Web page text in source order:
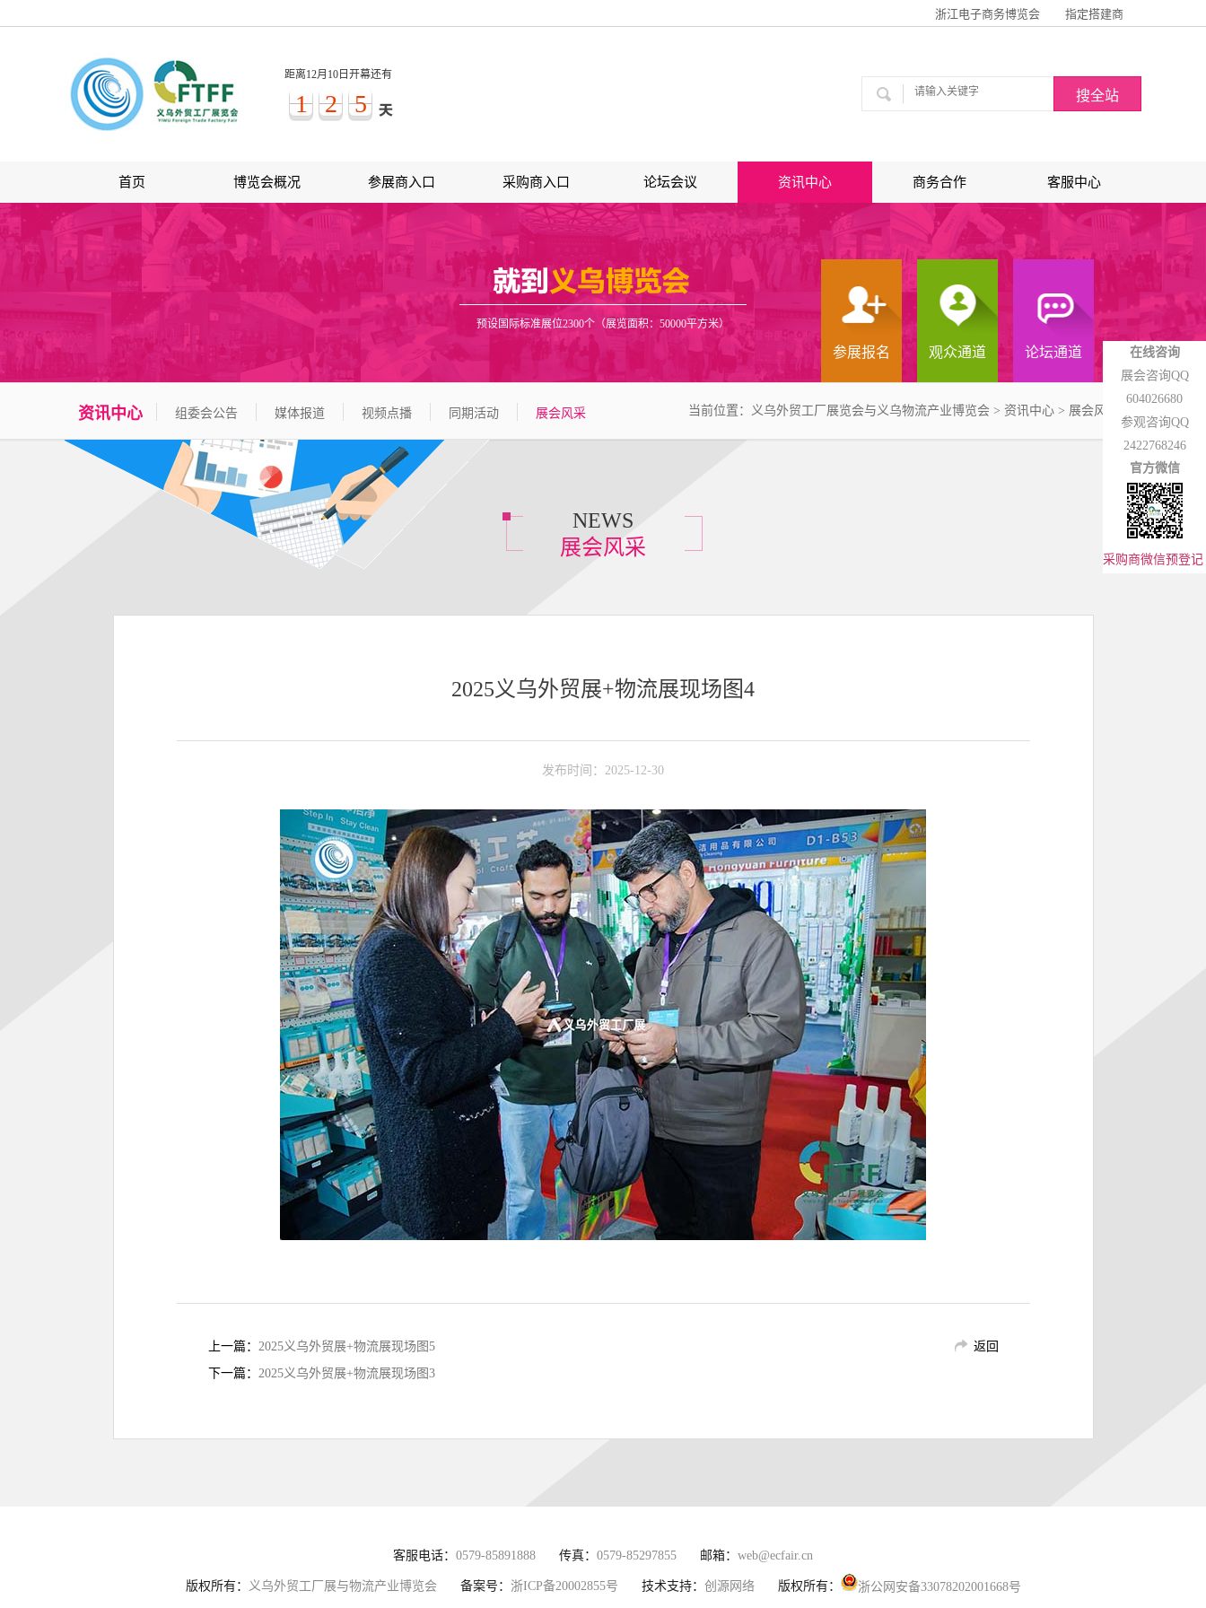
浙江电子商务博览会 指定搭建商
距离12月10日开幕还有
1 2 5
首页 博览会概况 参展商入口 采购商入口 论坛会议 资讯中心 商务合作 客服中心
预设国际标准展位2300个（展览面积：50000平方米）
参展报名 观众通道 论坛通道
资讯中心 组委会公告 媒体报道 视频点播 同期活动 展会风采 当前位置： 义乌外贸工厂展览会与义乌物流产业博览会 > 资讯中心 > 展会风采
NEWS
展会风采
2025义乌外贸展+物流展现场图4
发布时间：2025-12-30
上一篇： 2025义乌外贸展+物流展现场图5
下一篇： 2025义乌外贸展+物流展现场图3
返回
客服电话： 0579-85891888 传真： 0579-85297855 邮箱： web@ecfair.cn
版权所有： 义乌外贸工厂展与物流产业博览会 备案号： 浙ICP备20002855号 技术支持： 创源网络 版权所有： 浙公网安备33078202001668号
在线咨询
展会咨询QQ
604026680
参观咨询QQ
2422768246
官方微信
采购商微信预登记